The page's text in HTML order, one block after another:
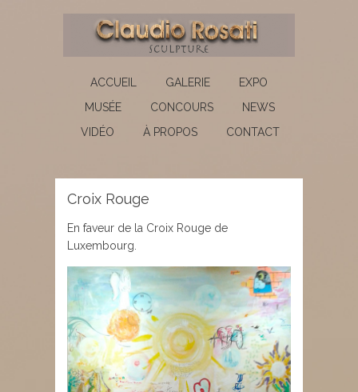
ACCUEIL GALERIE
EXPO
MUSÉE
CONCOURS
NEWS
VIDÉO
À PROPOS CONTACT
Croix Rouge
En faveur de la Croix Rouge de
Luxembourg.